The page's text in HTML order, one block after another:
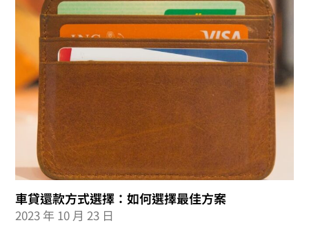
車貸還款方式選擇：如何選擇最佳方案
2023 年 10 月 23 日